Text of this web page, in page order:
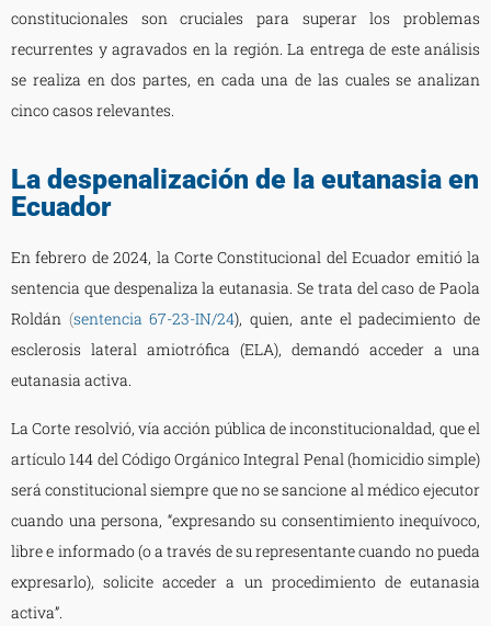
constitucionales son cruciales para superar los problemas
recurrentes y agravados en la región. La entrega de este análisis
se realiza en dos partes, en cada una de las cuales se analizan
cinco casos relevantes.
La despenalización de la eutanasia en
Ecuador
En febrero de 2024, la Corte Constitucional del Ecuador emitió la
sentencia que despenaliza la eutanasia. Se trata del caso de Paola
Roldán (sentencia 67-23-IN/24), quien, ante el padecimiento de
esclerosis lateral amiotrófica (ELA), demandó acceder a una
eutanasia activa.
La Corte resolvió, vía acción pública de inconstitucionaldad, que el
artículo 144 del Código Orgánico Integral Penal (homicidio simple)
será constitucional siempre que no se sancione al médico ejecutor
cuando una persona, “expresando su consentimiento inequívoco,
libre e informado (o a través de su representante cuando no pueda
expresarlo), solicite acceder a un procedimiento de eutanasia
activa”.